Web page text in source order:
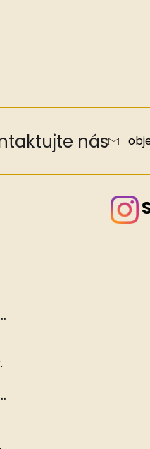
nás
cm, Hedvábný svět
v dárkovém balení, HEDVÁBNÝ SVĚT